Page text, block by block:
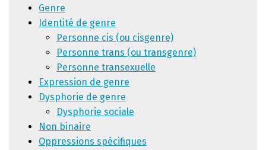
Genre
Identité de genre
Personne cis (ou cisgenre)
Personne trans (ou transgenre)
Personne transexuelle
Expression de genre
Dysphorie de genre
Dysphorie sociale
Non binaire
Oppressions spécifiques